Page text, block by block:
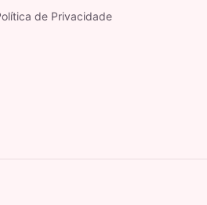
de Privacidade